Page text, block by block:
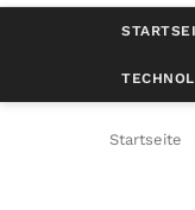
Startseite